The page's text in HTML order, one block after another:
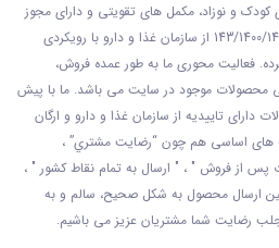
و نوزاد، مکمل های تقویتی و دارای مجوز
فروش اقلام غیر دارویی به شماره 143/1400/14113 از سازمان غذا و دارو با رويکردی
فعاليت محوری ما به طور عمده فروش،
محصولات موجود در سایت می باشد. ما با پيش
تاييديه از سازمان غذا و دارو و ارگان
های اساسی هم چون “رضايت مشتري” ،
از فروش " ، " ارسال به تمام نقاط کشور " ،
ارسال محصول به شکل صحيح، سالم و به
رضايت شما مشتريان عزیز می باشيم.